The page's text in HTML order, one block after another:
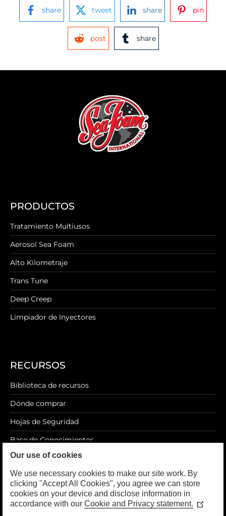
Our use of cookies
We use necessary cookies to make our site work. By
clicking "Accept All Cookies", you agree we can store
cookies on your device and disclose information in
accordance with our Cookie and Privacy statement. (Opens
share tweet share pin
post share
PRODUCTOS
Tratamiento Multiusos
Aerosol Sea Foam
Alto Kilometraje
Trans Tune
Deep Creep
Limpiador de Inyectores
RECURSOS
Biblioteca de recursos
Dónde comprar
Hojas de Seguridad
Base de Conocimientos
Blog
LEGAL